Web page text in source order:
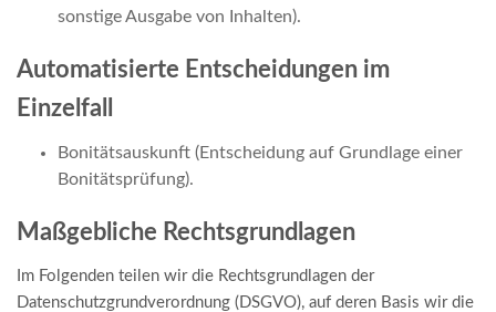
sonstige Ausgabe von Inhalten).
Automatisierte Entscheidungen im
Einzelfall
Bonitätsauskunft (Entscheidung auf Grundlage einer
Bonitätsprüfung).
Maßgebliche Rechtsgrundlagen
Im Folgenden teilen wir die Rechtsgrundlagen der
Datenschutzgrundverordnung (DSGVO), auf deren Basis wir die